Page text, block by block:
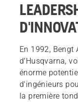
En 1992, Bengt
d’Husqvarna,
énorme
d'ingénieurs
la première